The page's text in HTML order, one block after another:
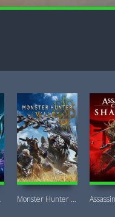
Monster Hunter Wilds Premium Deluxe